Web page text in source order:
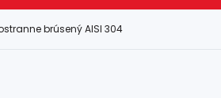
brúsený AISI 304